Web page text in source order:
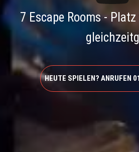
7 Escape Rooms -
gleichzeitg
HEUTE SPIELEN? ANRUFEN